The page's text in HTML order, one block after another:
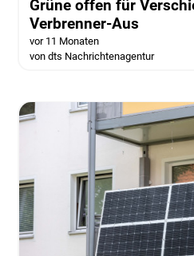
Grüne offen für
Verbrenner-Aus
vor 11 Monaten
von dts Nachrichtenagentur